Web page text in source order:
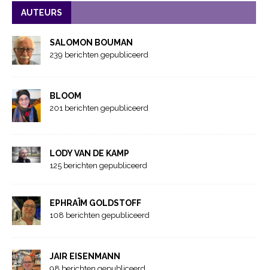
AUTEURS
SALOMON BOUMAN
239 berichten gepubliceerd
BLOOM
201 berichten gepubliceerd
LODY VAN DE KAMP
125 berichten gepubliceerd
EPHRAÏM GOLDSTOFF
108 berichten gepubliceerd
JAIR EISENMANN